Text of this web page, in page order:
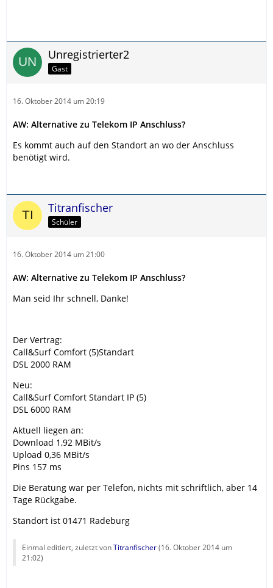
Unregistrierter2
Gast
16. Oktober 2014 um 20:19
AW: Alternative zu Telekom IP Anschluss?
Es kommt auch auf den Standort an wo der Anschluss
benötigt wird.
Titranfischer
Schüler
16. Oktober 2014 um 21:00
AW: Alternative zu Telekom IP Anschluss?
Man seid Ihr schnell, Danke!
Der Vertrag:
Call&Surf Comfort (5)Standart
DSL 2000 RAM
Neu:
Call&Surf Comfort Standart IP (5)
DSL 6000 RAM
Aktuell liegen an:
Download 1,92 MBit/s
Upload 0,36 MBit/s
Pins 157 ms
Die Beratung war per Telefon, nichts mit schriftlich, aber 14
Tage Rückgabe.
Standort ist 01471 Radeburg
Einmal editiert, zuletzt vonTitranfischer(16. Oktober 2014 um
21:02)